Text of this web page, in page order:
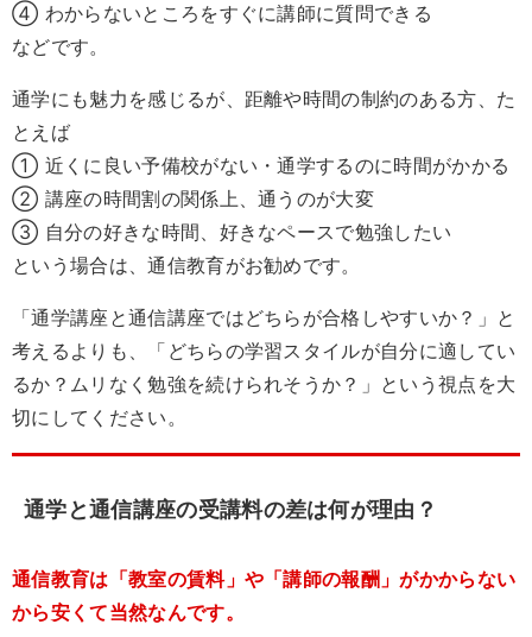
④ わからないところをすぐに講師に質問できる
などです。
通学にも魅力を感じるが、距離や時間の制約のある方、た
とえば
① 近くに良い予備校がない・通学するのに時間がかかる
② 講座の時間割の関係上、通うのが大変
③ 自分の好きな時間、好きなペースで勉強したい
という場合は、通信教育がお勧めです。
「通学講座と通信講座ではどちらが合格しやすいか？」と
考えるよりも、「どちらの学習スタイルが自分に適してい
るか？ムリなく勉強を続けられそうか？」という視点を大
切にしてください。
通学と通信講座の受講料の差は何が理由？
通信教育は「教室の賃料」や「講師の報酬」がかからない
から安くて当然なんです。